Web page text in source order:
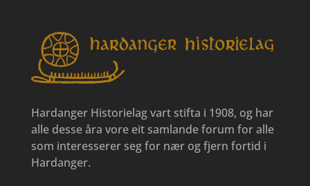
Hardanger Historielag vart stifta i 1908, og har
alle desse åra vore eit samlande forum for alle
som interesserer seg for nær og fjern fortid i
Hardanger.